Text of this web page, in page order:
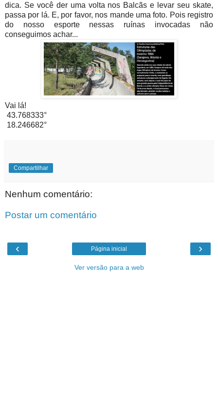
dica. Se você der uma volta nos Balcãs e levar seu skate,
passa por lá. E, por favor, nos mande uma foto. Pois registro
do nosso esporte nessas ruínas invocadas não
conseguimos achar...
Vai lá!
43.768333°
18.246682°
Compartilhar
Nenhum comentário:
Postar um comentário
‹ ›
Página inicial
Ver versão para a web